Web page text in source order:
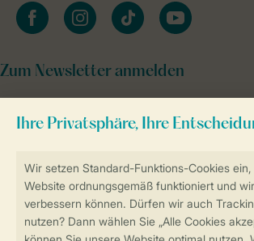
Sicher und schnell zur Online-
facebookinstagramtiktok youtube
Zum Newsletter anmelden